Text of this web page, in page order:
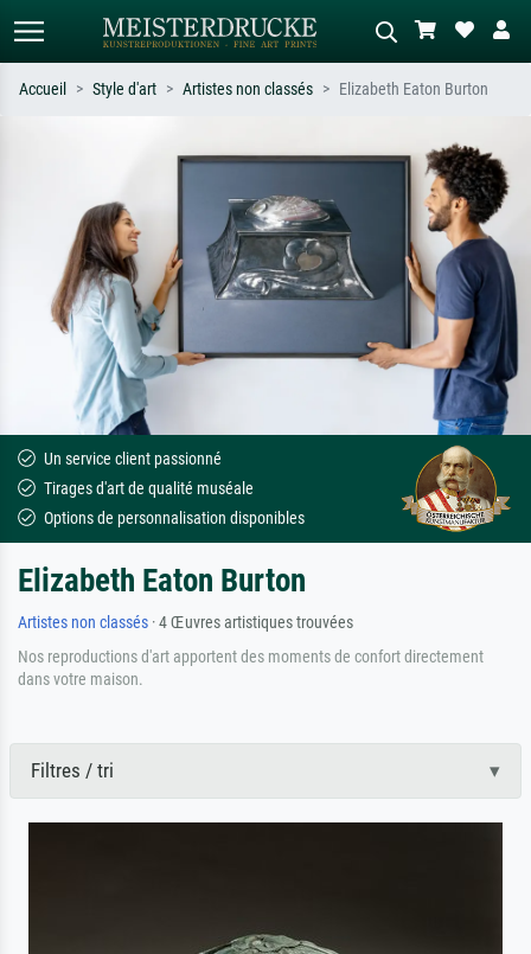
ex. Monet, Nuit étoilée,
impressionnisme, vague de Hokusai,
nu.
Décrivez la scène – ex. prairie verte,
abstrait avec beaucoup de rouge,
tableau sombre, nu debout près d'un
Accueil Style d'art Artistes non classés Elizabeth Eaton Burton
Un service client passionné
Tirages d'art de qualité muséale
Options de personnalisation disponibles
Elizabeth Eaton Burton
Artistes non classés · 4 Œuvres artistiques trouvées
Nos reproductions d'art apportent des moments de confort directement
dans votre maison.
Filtres / tri